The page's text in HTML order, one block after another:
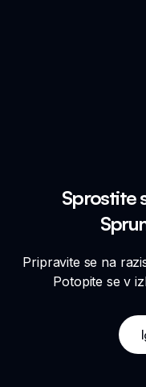
Sprostite
Pripravite se na
Potopite se v